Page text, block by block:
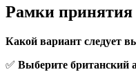
Рамки
Какой вариант следует
✅ Выберите британский